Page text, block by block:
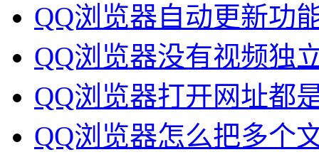
QQ浏览器自动更新功
QQ浏览器没有视频独
QQ浏览器打开网址都
QQ浏览器怎么把多个